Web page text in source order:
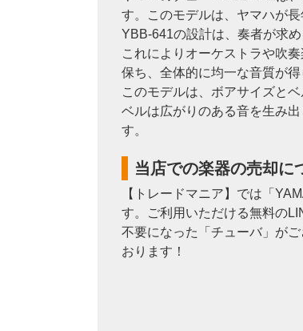
す。このモデルは、ヤマハが
YBB-641の設計は、奏者が求
これによりオーケストラや吹
保ち、全体的に均一な音質が得
このモデルは、ボアサイズと
ベルは広がりのある音を生み
す。
当店での楽器の売却に
【トレードマニア】では「
す。ご利用いただける無料の
不要になった「チューバ」が
おります！